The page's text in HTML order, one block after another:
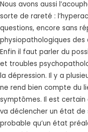
Nous avons aussi
sorte de rareté :
questions, encore sans
physiopathologiques des
Enfin il faut parler du
et troubles
la dépression. Il y a
ne rend bien compte du
symptômes. Il est certain
va déclencher un état de
probable qu’un état